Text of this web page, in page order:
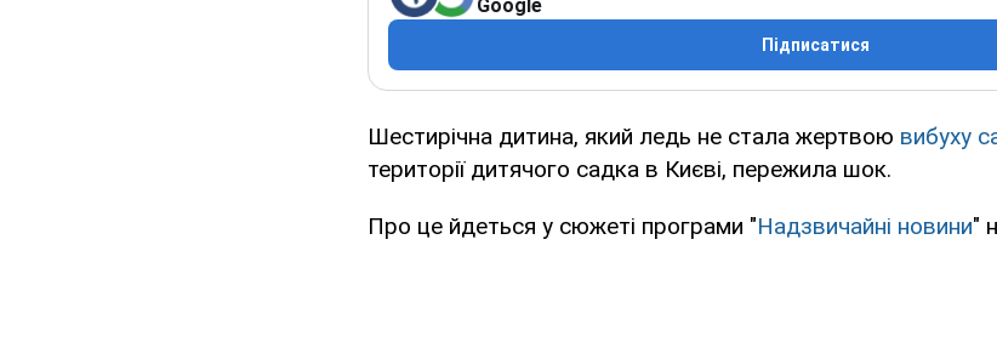
Google
Підписатися
Шестирічна дитина, який ледь не стала жертвою вибуху
території дитячого садка в Києві, пережила шок.
Про це йдеться у сюжеті програми "Надзвичайні новини"